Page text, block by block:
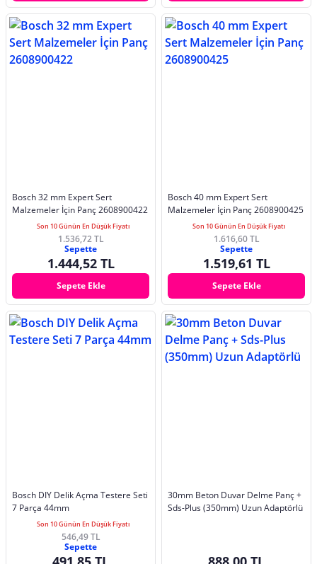
Bosch 32 mm Expert Sert
Malzemeler İçin Panç 2608900422
Son 10 Günün En Düşük Fiyatı
1.536,72 TL
Sepette
1.444,52 TL
Sepete Ekle
Bosch 40 mm Expert Sert
Malzemeler İçin Panç 2608900425
Son 10 Günün En Düşük Fiyatı
1.616,60 TL
Sepette
1.519,61 TL
Sepete Ekle
Bosch DIY Delik Açma Testere Seti
7 Parça 44mm
Son 10 Günün En Düşük Fiyatı
546,49 TL
Sepette
30mm Beton Duvar Delme Panç +
Sds-Plus (350mm) Uzun Adaptörlü